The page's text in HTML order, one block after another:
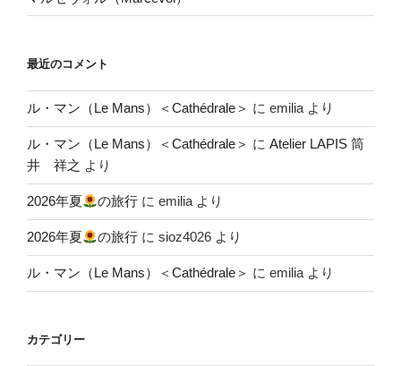
最近のコメント
ル・マン（Le Mans）＜Cathédrale＞ に emilia より
ル・マン（Le Mans）＜Cathédrale＞ に Atelier LAPIS 筒
井 祥之 より
2026年夏 の旅行 にemilia より
2026年夏 の旅行 にsioz4026 より
ル・マン（Le Mans）＜Cathédrale＞ に emilia より
カテゴリー